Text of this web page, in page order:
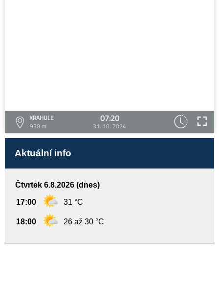
KRAHULE
930 m
07:20
31. 10. 2024
Aktuální info
Čtvrtek 6.8.2026 (dnes)
17:00 31 °C
18:00 26 až 30 °C